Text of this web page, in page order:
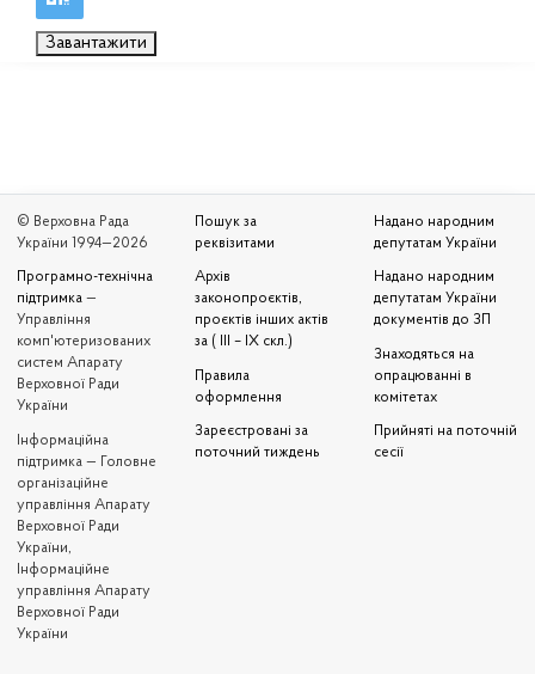
Завантажити
© Верховна Рада
України 1994—2026
Програмно-технічна
підтримка —
Управління
комп'ютеризованих
систем Апарату
Верховної Ради
України
Iнформаційна
підтримка — Головне
організаційне
управління Апарату
Верховної Ради
України,
Інформаційне
управління Апарату
Верховної Ради
України
Пошук за
реквізитами
Архів
законопроєктів,
проєктів інших актів
за ( III – IX скл.)
Правила
оформлення
Зареєстровані за
поточний тиждень
Надано народним
депутатам України
Надано народним
депутатам України
документів до ЗП
Знаходяться на
опрацюванні в
комітетах
Прийняті на поточній
сесії